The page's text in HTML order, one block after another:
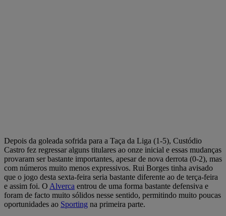
Depois da goleada sofrida para a Taça da Liga (1-5), Custódio
Castro fez regressar alguns titulares ao onze inicial e essas mudanças
provaram ser bastante importantes, apesar de nova derrota (0-2), mas
com números muito menos expressivos. Rui Borges tinha avisado
que o jogo desta sexta-feira seria bastante diferente ao de terça-feira
e assim foi. O Alverca entrou de uma forma bastante defensiva e
foram de facto muito sólidos nesse sentido, permitindo muito poucas
oportunidades ao Sporting na primeira parte.